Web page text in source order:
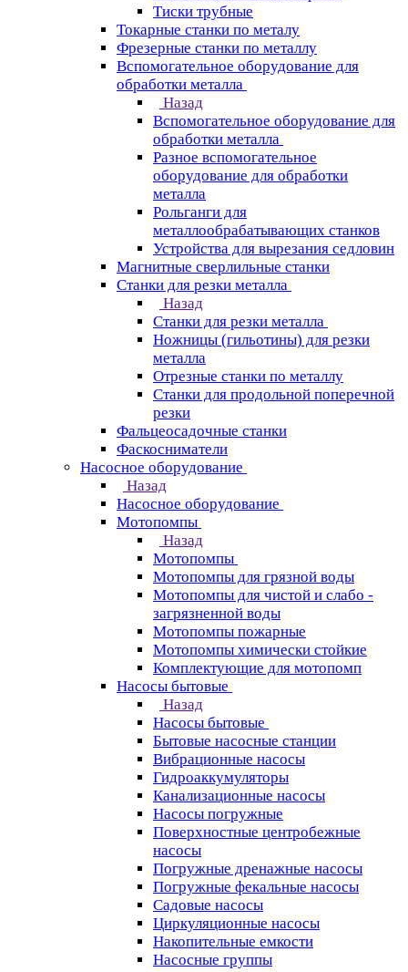
Тиски трубные
Токарные станки по металу
Фрезерные станки по металлу
Вспомогательное оборудование для
обработки металла
Назад
Вспомогательное оборудование для
обработки металла
Разное вспомогательное
оборудование для обработки
металла
Рольганги для
металлообрабатывающих станков
Устройства для вырезания седловин
Магнитные сверлильные станки
Станки для резки металла
Назад
Станки для резки металла
Ножницы (гильотины) для резки
металла
Отрезные станки по металлу
Станки для продольной поперечной
резки
Фальцеосадочные станки
Фаскосниматели
Насосное оборудование
Назад
Насосное оборудование
Мотопомпы
Назад
Мотопомпы
Мотопомпы для грязной воды
Мотопомпы для чистой и слабо -
загрязненной воды
Мотопомпы пожарные
Мотопомпы химически стойкие
Комплектующие для мотопомп
Насосы бытовые
Назад
Насосы бытовые
Бытовые насосные станции
Вибрационные насосы
Гидроаккумуляторы
Канализационные насосы
Насосы погружные
Поверхностные центробежные
насосы
Погружные дренажные насосы
Погружные фекальные насосы
Садовые насосы
Циркуляционные насосы
Накопительные емкости
Насосные группы